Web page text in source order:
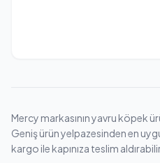
Mercy markasının yavru köpek
Geniş ürün yelpazesinden en
kargo ile kapınıza teslim